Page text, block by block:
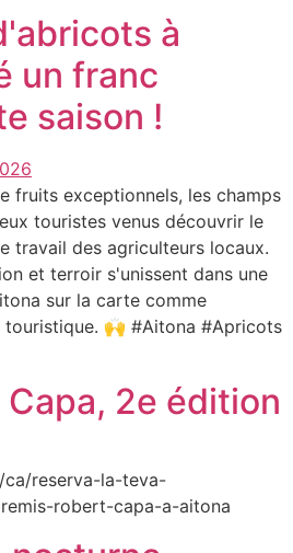
à
un franc
saison !
fruits exceptionnels, les champs
touristes venus découvrir le
travail des agriculteurs locaux.
et terroir s'unissent dans une
sur la carte comme
🙌 #Aitona #Apricots
2e édition
reserva-la-teva-
robert-capa-a-aitona